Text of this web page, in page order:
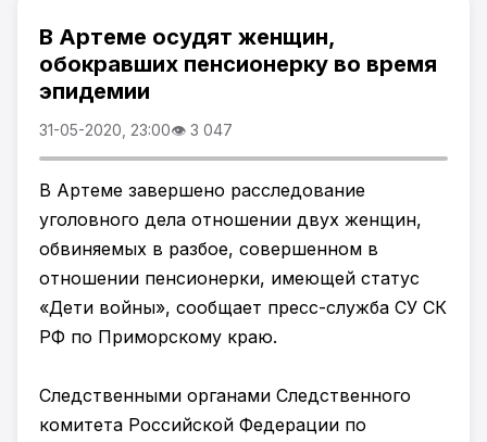
В Артеме осудят женщин,
обокравших пенсионерку во время
эпидемии
31-05-2020, 23:00👁 3 047
В Артеме завершено расследование
уголовного дела отношении двух женщин,
обвиняемых в разбое, совершенном в
отношении пенсионерки, имеющей статус
«Дети войны», сообщает пресс-служба СУ СК
РФ по Приморскому краю.
Следственными органами Следственного
комитета Российской Федерации по